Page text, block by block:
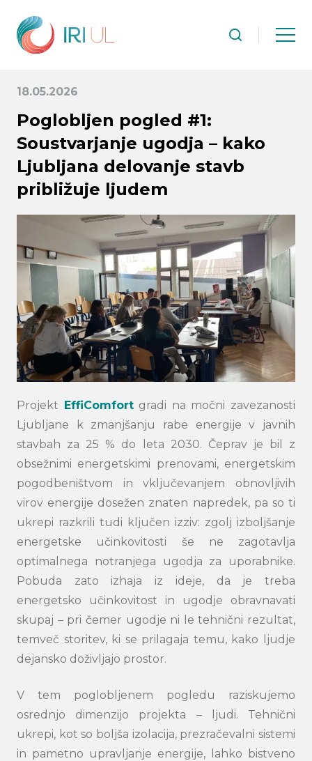
18.05.2026
Poglobljen pogled #1:
Soustvarjanje ugodja – kako
Ljubljana delovanje stavb
približuje ljudem
Projekt EffiComfortgradi na močni zavezanosti
Ljubljane k zmanjšanju rabe energije v javnih
stavbah za 25 % do leta 2030. Čeprav je bil z
obsežnimi energetskimi prenovami, energetskim
pogodbeništvom in vključevanjem obnovljivih
virov energije dosežen znaten napredek, pa so ti
ukrepi razkrili tudi ključen izziv: zgolj izboljšanje
energetske učinkovitosti še ne zagotavlja
optimalnega notranjega ugodja za uporabnike.
Pobuda zato izhaja iz ideje, da je treba
energetsko učinkovitost in ugodje obravnavati
skupaj – pri čemer ugodje ni le tehnični rezultat,
temveč storitev, ki se prilagaja temu, kako ljudje
dejansko doživljajo prostor.
V tem poglobljenem pogledu raziskujemo
osrednjo dimenzijo projekta – ljudi. Tehnični
ukrepi, kot so boljša izolacija, prezračevalni sistemi
in pametno upravljanje energije, lahko bistveno